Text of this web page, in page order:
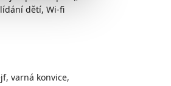
dětí, Wi-fi
varná konvice,